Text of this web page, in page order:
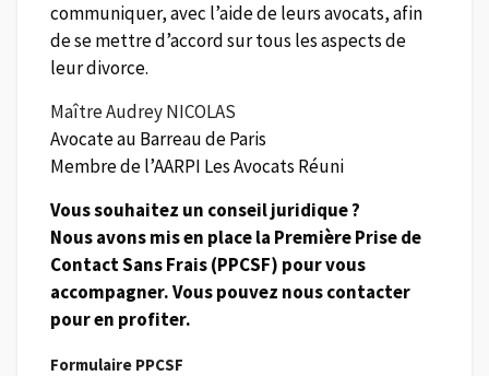
communiquer, avec l’aide de leurs avocats, afin
de se mettre d’accord sur tous les aspects de
leur divorce.
Maître Audrey NICOLAS
Avocate au Barreau de Paris
Membre de l’AARPI Les Avocats Réuni
Vous souhaitez un conseil juridique ?
Nous avons mis en place la Première Prise de
Contact Sans Frais (PPCSF) pour vous
accompagner. Vous pouvez nous contacter
pour en profiter.
Formulaire PPCSF